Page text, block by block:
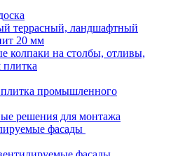
террасный, ландшафтный
20 мм
колпаки на столбы, отливы,
плитка
промышленного
решения для монтажа
фасады